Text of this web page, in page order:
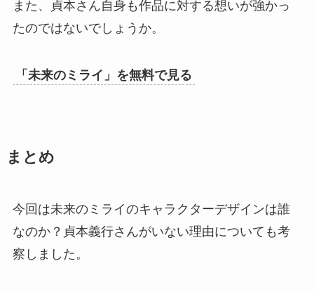
また、貞本さん自身も作品に対する想いが強かっ
たのではないでしょうか。
「未来のミライ」を無料で見る
まとめ
今回は未来のミライのキャラクターデザインは誰
なのか？貞本義行さんがいない理由についても考
察しました。